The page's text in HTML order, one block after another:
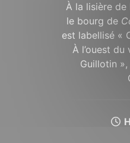
À la lisière de
le bourg de
est labellisé «
À l’ouest
Guillotin